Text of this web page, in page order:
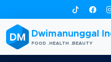
Dwimanunggal
FOOD .HEALTH .BEAUTY